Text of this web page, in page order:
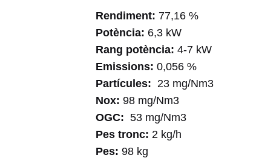
Rendiment: 77,16 %
Potència: 6,3 kW
Rang potència: 4-7 kW
Emissions: 0,056 %
Partícules: 23 mg/Nm3
Nox: 98 mg/Nm3
OGC: 53 mg/Nm3
Pes tronc: 2 kg/h
Pes: 98 kg